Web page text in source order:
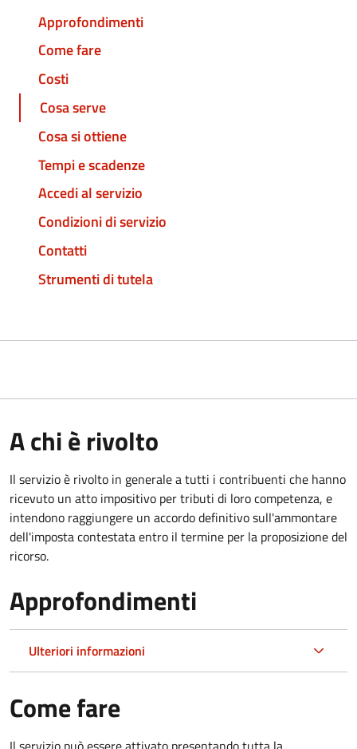
Approfondimenti
Come fare
Costi
Cosa serve
Cosa si ottiene
Tempi e scadenze
Accedi al servizio
Condizioni di servizio
Contatti
Strumenti di tutela
A chi è rivolto
Il servizioè rivolto in generale a tutti i contribuenti che hanno
ricevuto un atto impositivo per tributi di loro competenza, e
intendono raggiungere un accordo definitivo sull'ammontare
dell'imposta contestata entro il termine per la proposizione del
ricorso.
Approfondimenti
Ulteriori informazioni
Come fare